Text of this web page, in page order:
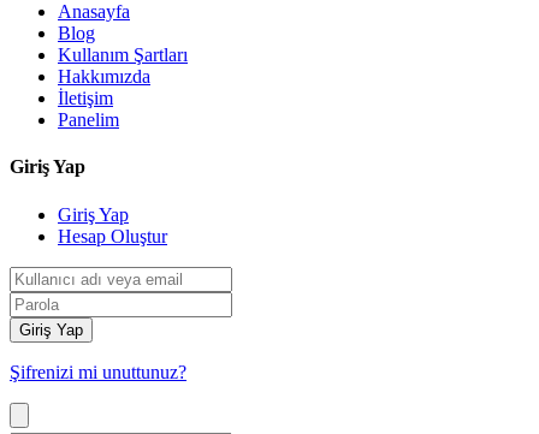
Anasayfa
Blog
Kullanım Şartları
Hakkımızda
İletişim
Panelim
Giriş Yap
Giriş Yap
Hesap Oluştur
Giriş Yap
Şifrenizi mi unuttunuz?